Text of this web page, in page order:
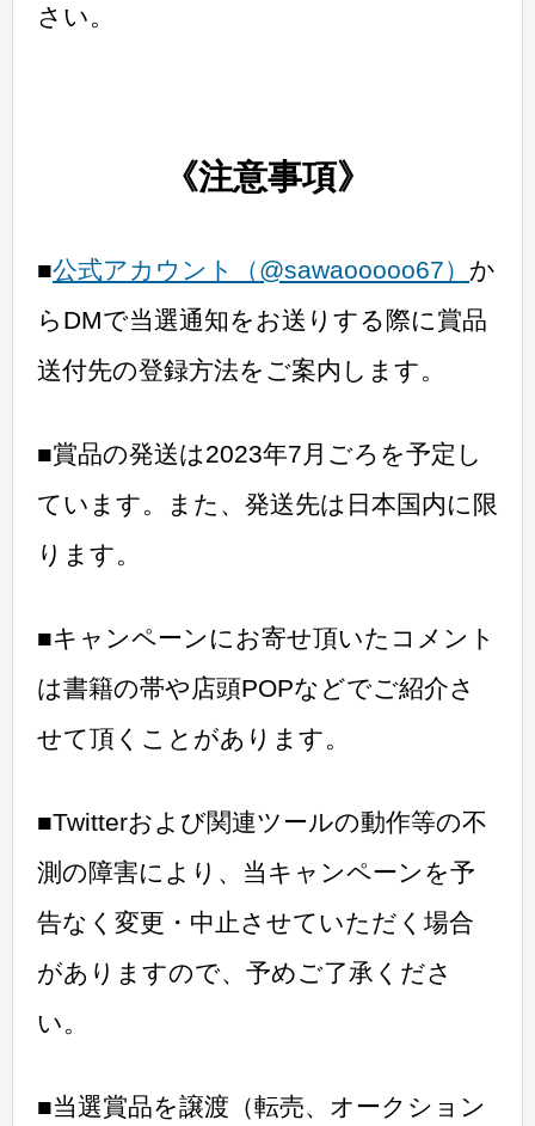
さい。
《注意事項》
■公式アカウント（@sawaooooo67） か
らDMで当選通知をお送りする際に賞品
送付先の登録方法をご案内します。
■賞品の発送は2023年7月ごろを予定し
ています。また、発送先は日本国内に限
ります。
■キャンペーンにお寄せ頂いたコメント
は書籍の帯や店頭POPなどでご紹介さ
せて頂くことがあります。
■Twitterおよび関連ツールの動作等の不
測の障害により、当キャンペーンを予
告なく変更・中止させていただく場合
がありますので、予めご了承くださ
い。
■当選賞品を譲渡（転売、オークション